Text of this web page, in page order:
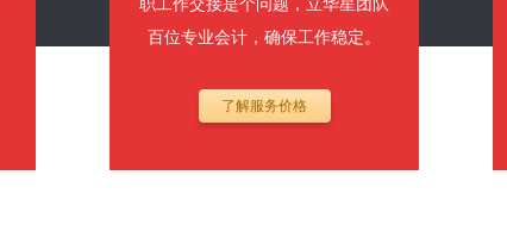
百位专业会计，确保工作稳定。
了解服务价格